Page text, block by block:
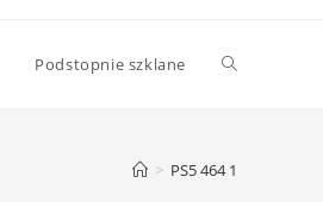
Podstopnie szklane
> PS5 464 1